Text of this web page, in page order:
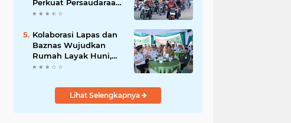
Perkuat Persaudaraan
dan Budaya Tertib
Kolaborasi Lapas dan
Baznas Wujudkan
Rumah Layak Huni,
Fadhil Arief: Bukti
Untuk Rakyat
Lihat Selengkapnya